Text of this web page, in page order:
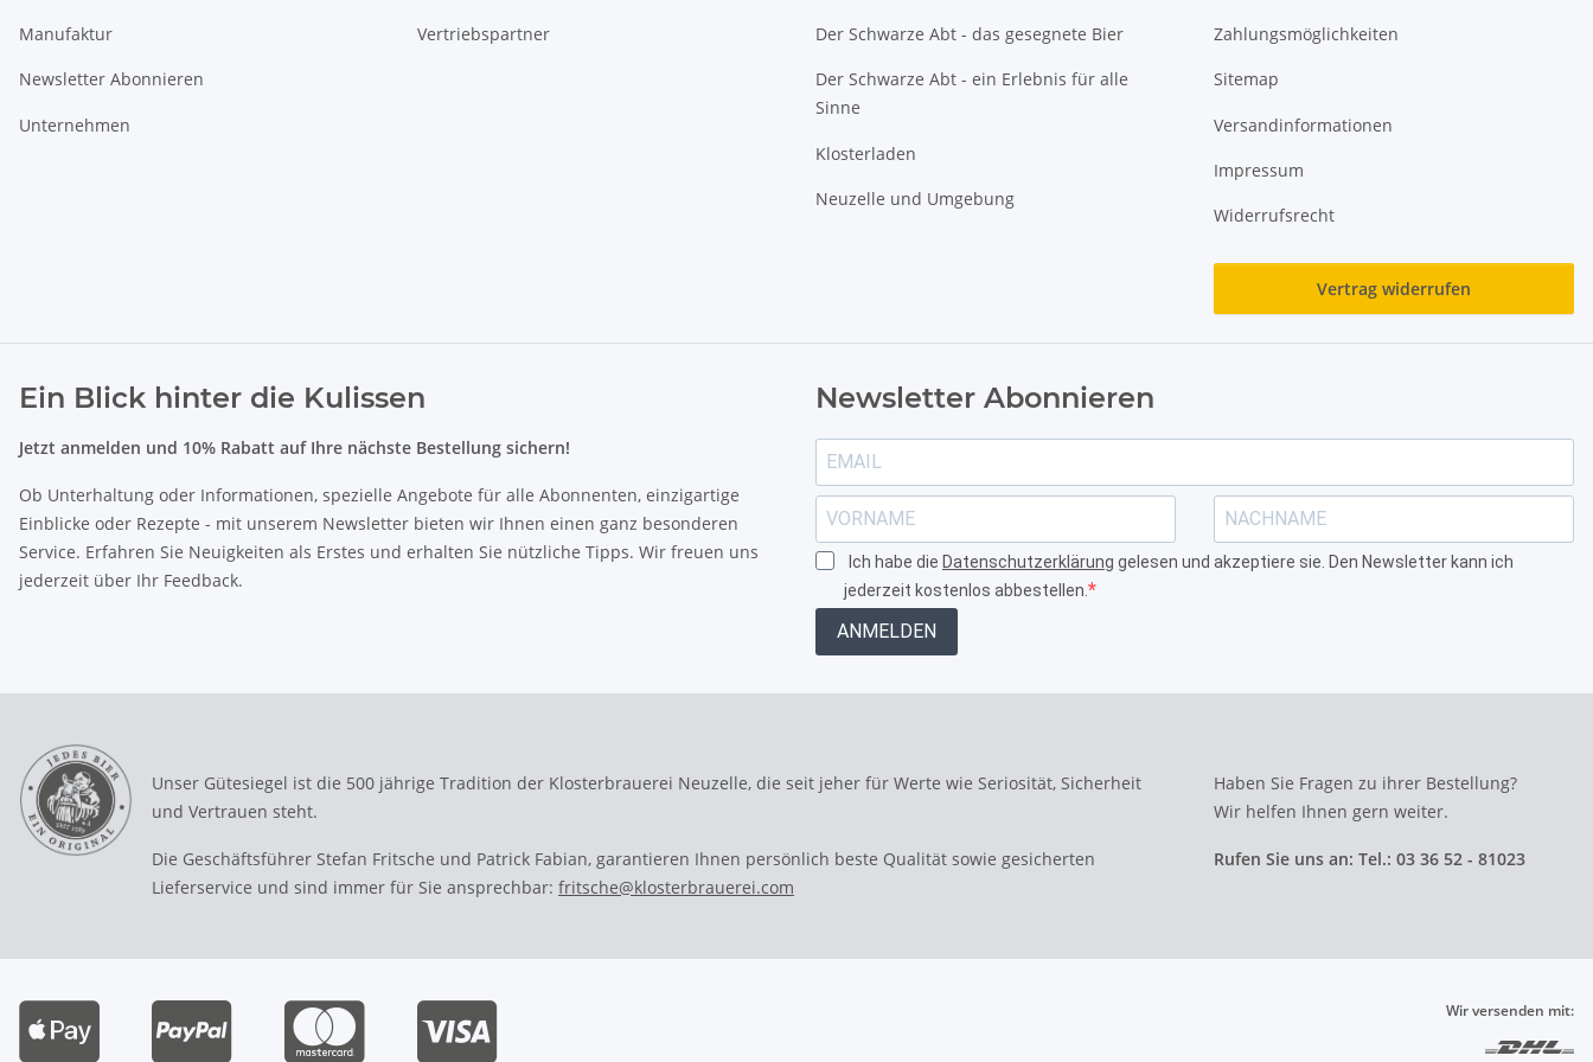
Manufaktur
Newsletter Abonnieren
Unternehmen
Vertriebspartner Der Schwarze Abt - das gesegnete Bier
Der Schwarze Abt - ein Erlebnis für alle
Sinne
Klosterladen
Neuzelle und Umgebung
Zahlungsmöglichkeiten
Sitemap
Versandinformationen
Impressum
Widerrufsrecht
Vertrag widerrufen
Ein Blick hinter die Kulissen
Jetzt anmelden und 10% Rabatt auf Ihre nächste Bestellung sichern!
Ob Unterhaltung oder Informationen, spezielle Angebote für alle Abonnenten, einzigartige
Einblicke oder Rezepte - mit unserem Newsletter bieten wir Ihnen einen ganz besonderen
Service. Erfahren Sie Neuigkeiten als Erstes und erhalten Sie nützliche Tipps. Wir freuen uns
jederzeit über Ihr Feedback.
Newsletter Abonnieren
Ich habe die Datenschutzerklärung gelesen und akzeptiere sie. Den Newsletter kann ich
jederzeit kostenlos abbestellen.
ANMELDEN
Unser Gütesiegel ist die 500 jährige Tradition der Klosterbrauerei Neuzelle, die seit jeher für Werte wie Seriosität, Sicherheit
und Vertrauen steht.
Die Geschäftsführer Stefan Fritsche und Patrick Fabian, garantieren Ihnen persönlich beste Qualität sowie gesicherten
Lieferservice und sind immer für Sie ansprechbar: fritsche@klosterbrauerei.com
Haben Sie Fragen zu ihrer Bestellung?
Wir helfen Ihnen gern weiter.
Rufen Sie uns an: Tel.: 03 36 52 - 81023
Wir versenden mit: